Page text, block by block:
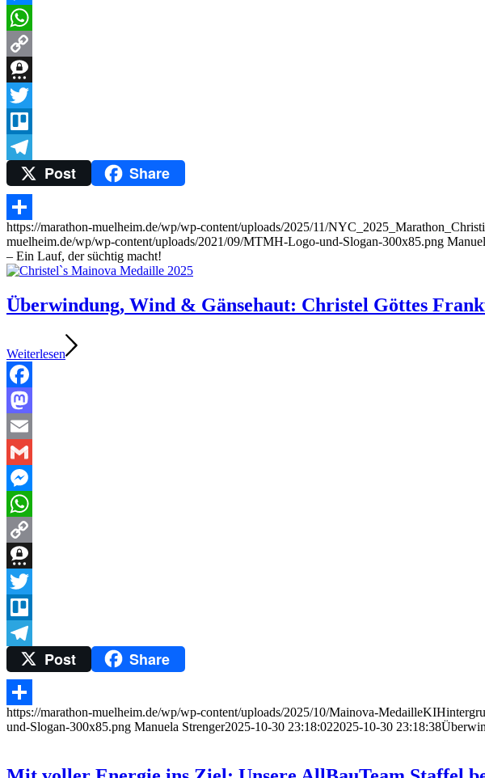
Messenger
WhatsApp
Copy
Link
Threema
Twitter
Trello
TelegramPost Share
Teilen
https://marathon-muelheim.de/wp/wp-content/uploads/2025/11/
muelheim.de/wp/wp-content/uploads/2021/09/MTMH-Logo-und-Slogan-300x85.png
– Ein Lauf, der süchtig macht!
Überwindung, Wind & Gänsehaut: Christel Göttes
Weiterlesen
Facebook
Mastodon
Email
Gmail
Messenger
WhatsApp
Copy
Link
Threema
Twitter
Trello
TelegramPost Share
Teilen
https://marathon-muelheim.de/wp/wp-content/uploads/2025/10/Mainova-
und-Slogan-300x85.png Manuela Strenger2025-10-30 23:18:022025-10-30 23:18:38